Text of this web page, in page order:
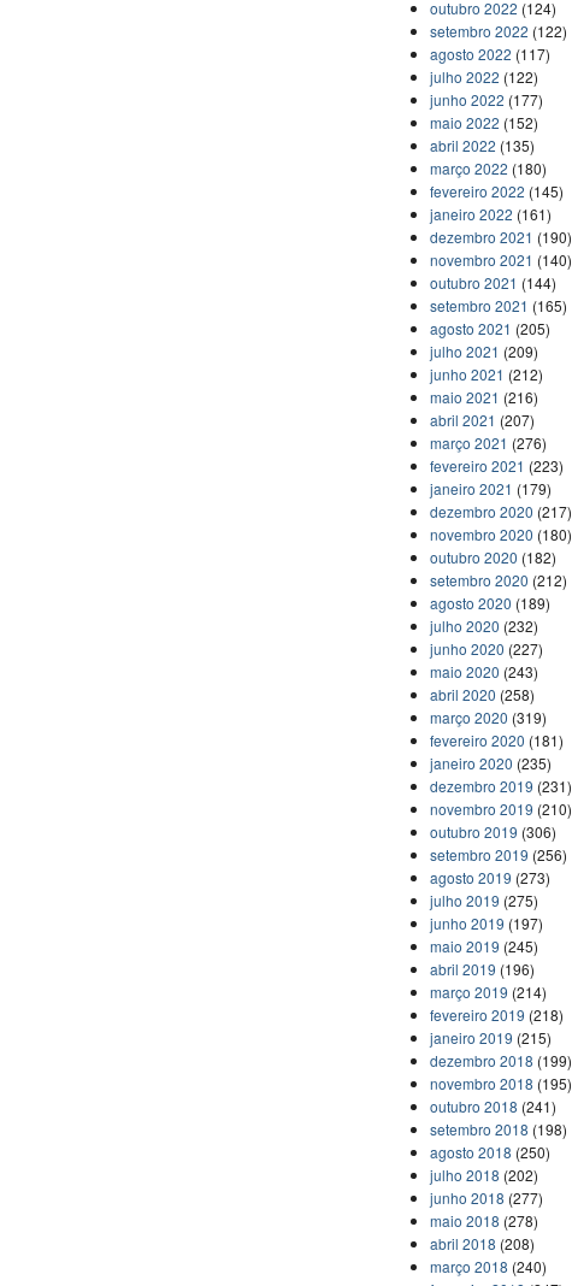
outubro 2022 (124)
setembro 2022 (122)
agosto 2022 (117)
julho 2022 (122)
junho 2022 (177)
maio 2022 (152)
abril 2022 (135)
março 2022 (180)
fevereiro 2022 (145)
janeiro 2022 (161)
dezembro 2021 (190)
novembro 2021 (140)
outubro 2021 (144)
setembro 2021 (165)
agosto 2021 (205)
julho 2021 (209)
junho 2021 (212)
maio 2021 (216)
abril 2021 (207)
março 2021 (276)
fevereiro 2021 (223)
janeiro 2021 (179)
dezembro 2020 (217)
novembro 2020 (180)
outubro 2020 (182)
setembro 2020 (212)
agosto 2020 (189)
julho 2020 (232)
junho 2020 (227)
maio 2020 (243)
abril 2020 (258)
março 2020 (319)
fevereiro 2020 (181)
janeiro 2020 (235)
dezembro 2019 (231)
novembro 2019 (210)
outubro 2019 (306)
setembro 2019 (256)
agosto 2019 (273)
julho 2019 (275)
junho 2019 (197)
maio 2019 (245)
abril 2019 (196)
março 2019 (214)
fevereiro 2019 (218)
janeiro 2019 (215)
dezembro 2018 (199)
novembro 2018 (195)
outubro 2018 (241)
setembro 2018 (198)
agosto 2018 (250)
julho 2018 (202)
junho 2018 (277)
maio 2018 (278)
abril 2018 (208)
março 2018 (240)